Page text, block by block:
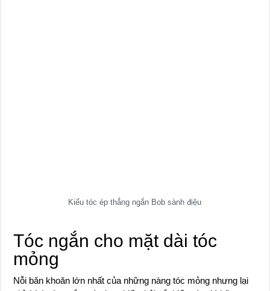
Kiểu tóc ép thẳng ngắn Bob sành điệu
Tóc ngắn cho mặt dài tóc
mỏng
Nỗi băn khoăn lớn nhất của những nàng tóc mỏng nhưng lại